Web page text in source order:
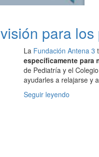
para
La Fundación Antena 3
específicamente para
de Pediatría y el
ayudarles a relajarse y
Seguir leyendo